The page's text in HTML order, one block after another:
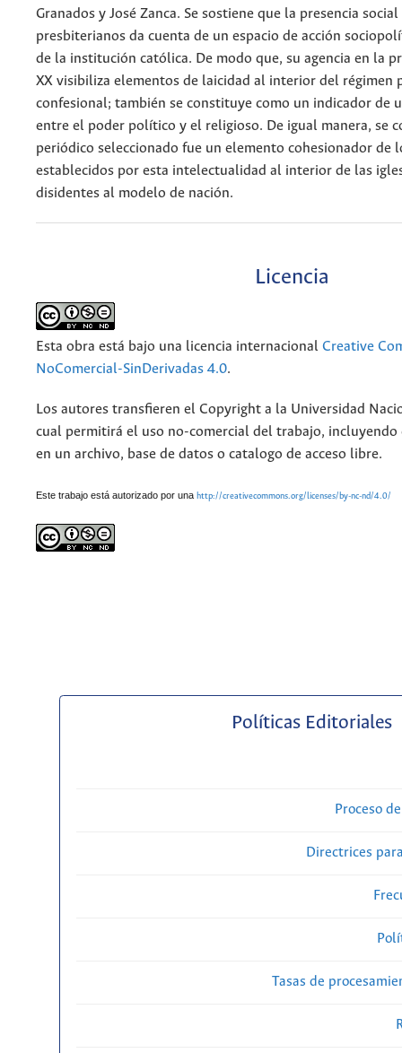
Granados y José Zanca. Se sostiene que la presencia
presbiterianos da cuenta de un espacio de acción
de la institución católica. De modo que, su agencia en la
XX visibiliza elementos de laicidad al interior del régimen
confesional; también se constituye como un indicador de
entre el poder político y el religioso. De igual manera, se
periódico seleccionado fue un elemento cohesionador de
establecidos por esta intelectualidad al interior de las
disidentes al modelo de nación.
Licencia
Esta obra está bajo una licencia internacional Creative
NoComercial-SinDerivadas 4.0.
Los autores transfieren el Copyright a la Universidad
cual permitirá el uso no-comercial del trabajo, incluyendo
en un archivo, base de datos o catalogo de acceso libre.
Este trabajo está autorizado por una http://creativecommons.org/licenses/by-nc-nd/4.0/
Políticas Editoriales
Proceso
Directrices
Tasas de